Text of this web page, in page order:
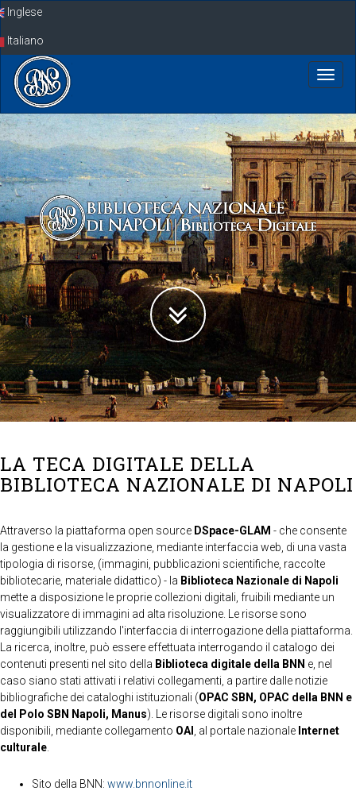
SkipInglese
Italiano
LA TECA DIGITALE DELLA
BIBLIOTECA NAZIONALE DI NAPOLI
Attraverso la piattaforma open source DSpace-GLAM - che consente
la gestione e la visualizzazione, mediante interfaccia web, di una vasta
tipologia di risorse, (immagini, pubblicazioni scientifiche, raccolte
bibliotecarie, materiale didattico) - la Biblioteca Nazionale di Napoli
mette a disposizione le proprie collezioni digitali, fruibili mediante un
visualizzatore di immagini ad alta risoluzione. Le risorse sono
raggiungibili utilizzando l'interfaccia di interrogazione della piattaforma.
La ricerca, inoltre, può essere effettuata interrogando il catalogo dei
contenuti presenti nel sito della Biblioteca digitale della BNN e, nel
caso siano stati attivati i relativi collegamenti, a partire dalle notizie
bibliografiche dei cataloghi istituzionali (OPAC SBN, OPAC della BNN e
del Polo SBN Napoli, Manus). Le risorse digitali sono inoltre
disponibili, mediante collegamento OAI , al portale nazionale Internet
culturale
Sito della BNN: www.bnnonline.it